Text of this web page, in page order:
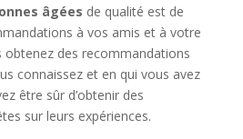
âgées de qualité est de
à vos amis et à votre
obtenez des recommandations
connaissez et en qui vous avez
être sûr d’obtenir des
sur leurs expériences.